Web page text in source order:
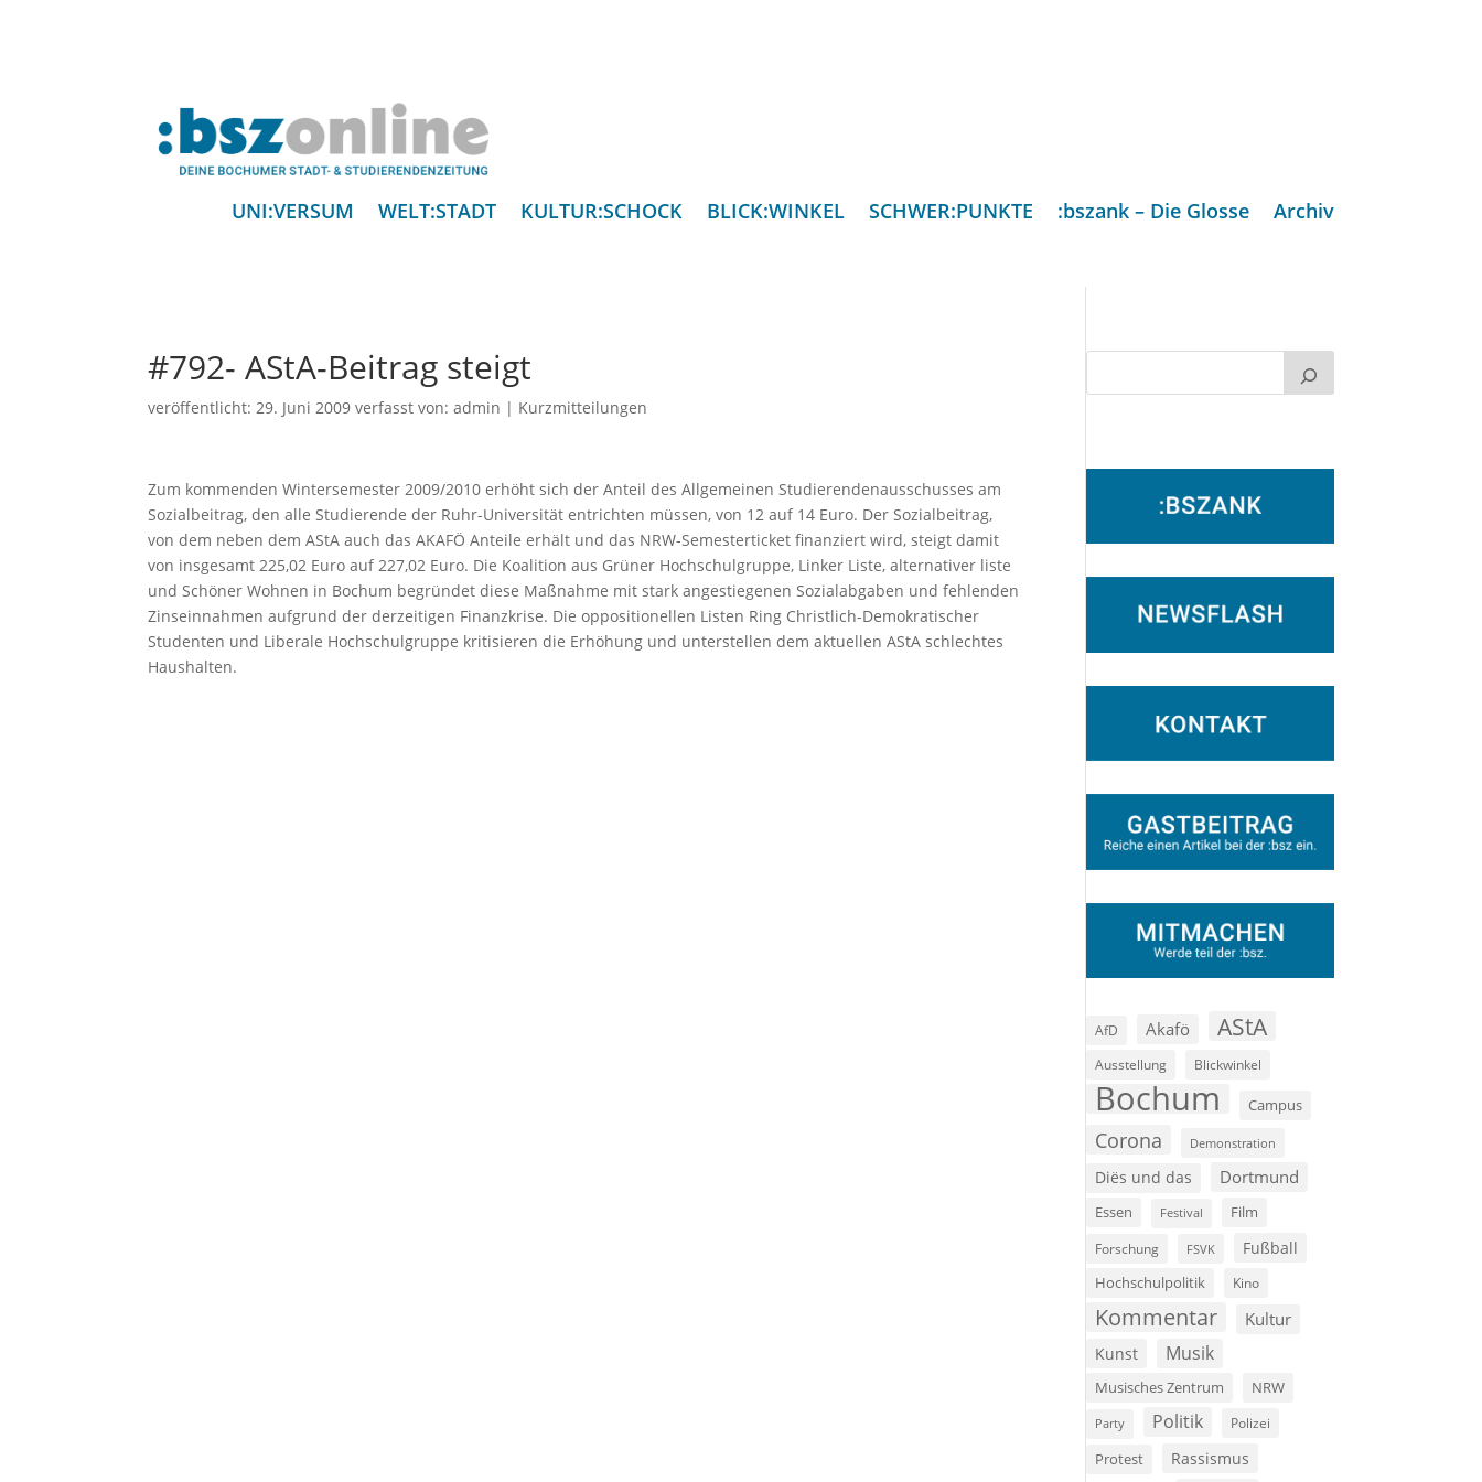
UNI:VERSUM WELT:STADT KULTUR:SCHOCK BLICK:WINKEL SCHWER:PUNKTE :bszank – Die Glosse Archiv
#792- AStA-Beitrag steigt
veröffentlicht:29. Juni 2009 verfasst von:admin | Kurzmitteilungen
Zum kommenden Wintersemester 2009/2010 erhöht sich der Anteil des Allgemeinen Studierendenausschusses am
Sozialbeitrag, den alle Studierende der Ruhr-Universität entrichten müssen, von 12 auf 14 Euro. Der Sozialbeitrag,
von dem neben dem AStA auch das AKAFÖ Anteile erhält und das NRW-Semesterticket finanziert wird, steigt damit
von insgesamt 225,02 Euro auf 227,02 Euro. Die Koalition aus Grüner Hochschulgruppe, Linker Liste, alternativer liste
und Schöner Wohnen in Bochum begründet diese Maßnahme mit stark angestiegenen Sozialabgaben und fehlenden
Zinseinnahmen aufgrund der derzeitigen Finanzkrise. Die oppositionellen Listen Ring Christlich-Demokratischer
Studenten und Liberale Hochschulgruppe kritisieren die Erhöhung und unterstellen dem aktuellen AStA schlechtes
Haushalten.
AfD Akafö AStA
Ausstellung Blickwinkel
Bochum Campus
Corona Demonstration
Diës und das Dortmund
Essen Festival Film
Forschung FSVK Fußball
Hochschulpolitik Kino
Kommentar Kultur
Kunst Musik
Musisches Zentrum NRW
Party Politik Polizei
Protest Rassismus